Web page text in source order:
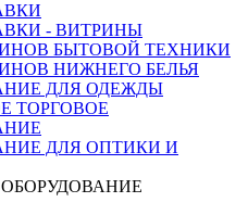
- ВИТРИНЫ
БЫТОВОЙ ТЕХНИКИ
НИЖНЕГО БЕЛЬЯ
ДЛЯ ОДЕЖДЫ
ТОРГОВОЕ
ДЛЯ ОПТИКИ И